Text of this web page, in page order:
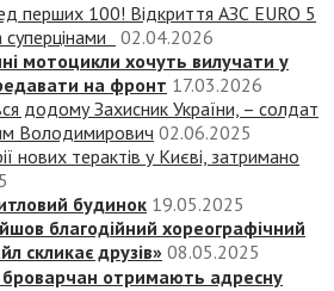
перших 100! Відкриття АЗС EURO 5
02.04.2026
мотоцикли хочуть вилучати у
на фронт 17.03.2026
додому Захисник України, – солдат
Володимирович 02.06.2025
нових терактів у Києві, затримано
будинок 19.05.2025
благодійний хореографічний
скликає друзів» 08.05.2025
отримають адресну